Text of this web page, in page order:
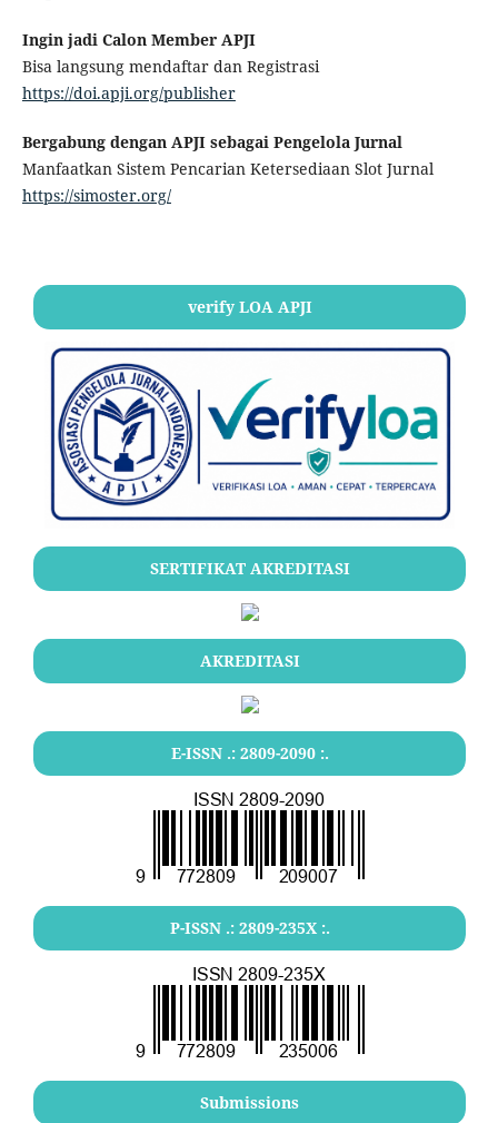
Ingin jadi Calon Member APJI
Bisa langsung mendaftar dan Registrasi
https://doi.apji.org/publisher
Bergabung dengan APJI sebagai Pengelola Jurnal
Manfaatkan Sistem Pencarian Ketersediaan Slot Jurnal
https://simoster.org/
verify LOA APJI
SERTIFIKAT AKREDITASI
AKREDITASI
E-ISSN .: 2809-2090:.
P-ISSN .: 2809-235X:.
Submissions